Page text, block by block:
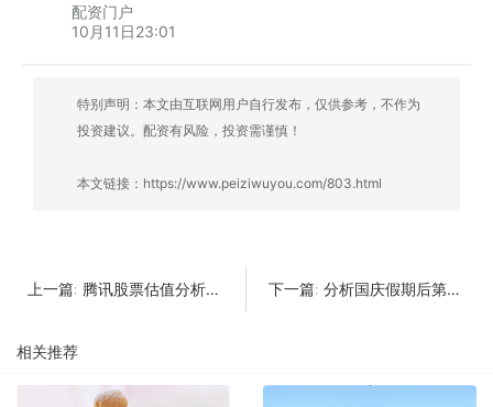
配资门户
10月11日23:01
特别声明：本文由互联网用户自行发布，仅供参考，不作为
投资建议。配资有风险，投资需谨慎！
本文链接： https://www.peiziwuyou.com/803.html
上一篇: 腾讯股票估值分析？腾讯股票未来估值 下一篇: 分析国庆假期后第一天A股会涨吗
相关推荐